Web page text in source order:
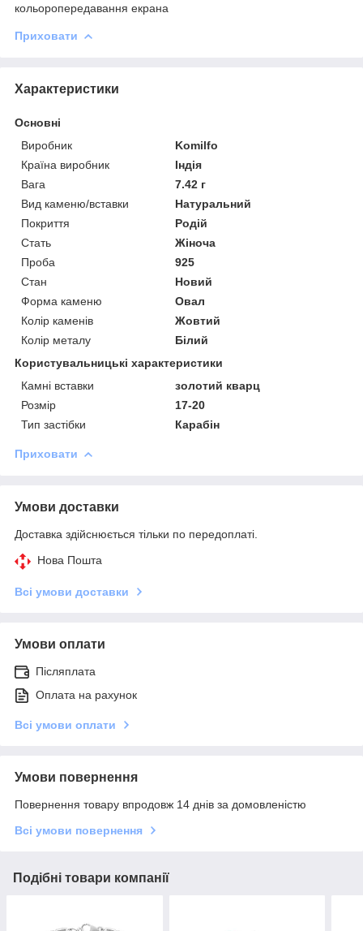
кольоропередавання екрана
Приховати
Характеристики
Основні
Виробник
Komilfo
Країна виробник
Індія
Вага
7.42 г
Вид каменю/вставки
Натуральний
Покриття
Родій
Стать
Жіноча
Проба
925
Стан
Новий
Форма каменю
Овал
Колір каменів
Жовтий
Колір металу
Білий
Користувальницькі характеристики
Камні вставки
золотий кварц
Розмір
17-20
Тип застібки
Карабін
Приховати
Умови доставки
Доставка здійснюється тільки по передоплаті.
Нова Пошта
Всі умови доставки
Умови оплати
Післяплата
Оплата на рахунок
Всі умови оплати
Умови повернення
Повернення товару впродовж 14 днів за домовленістю
Всі умови повернення
Подібні товари компанії